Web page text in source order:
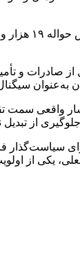
و
به‌عنوان
سمت
از تبدیل
یکی از